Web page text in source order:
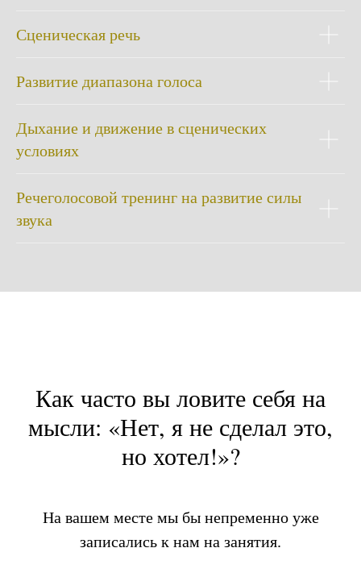
Сценическая речь
Развитие диапазона голоса
Дыхание и движение в сценических
условиях
Речеголосовой тренинг на развитие силы
звука
Как часто вы ловите себя на
мысли: «Нет, я не сделал это,
но хотел!»?
На вашем месте мы бы непременно уже
записались к нам на занятия.